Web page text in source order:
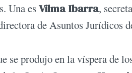
Una esVilma Ibarra,
de Asuntos Jurídicos
se produjo en la víspera de